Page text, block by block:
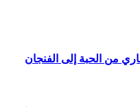
من الحبة إلى الفنجان